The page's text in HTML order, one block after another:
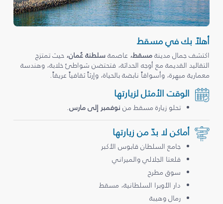
أهلاً بك في مسقط
اكتشف جمال مدينةمسقط، عاصمةسلطنة عُمان، حيث تمتزج
التقاليد القديمة مع أوجه الحداثة، فتحتضن شواطئ خلابة، وهندسة
معمارية مبهرة، وأسواقاً نابضة بالحياة، وإرثاً ثقافياً عريقاً.
الوقت الأمثل لزيارتها
تحلو زيارة مسقط من نوفمبر إلى مارس.
أماكن لا بدّ من زيارتها
جامع السلطان قابوس الأكبر
قلعتا الجلالي والميراني
سوق مطرح
دار الأوبرا السلطانية، مسقط
رمال وهيبة